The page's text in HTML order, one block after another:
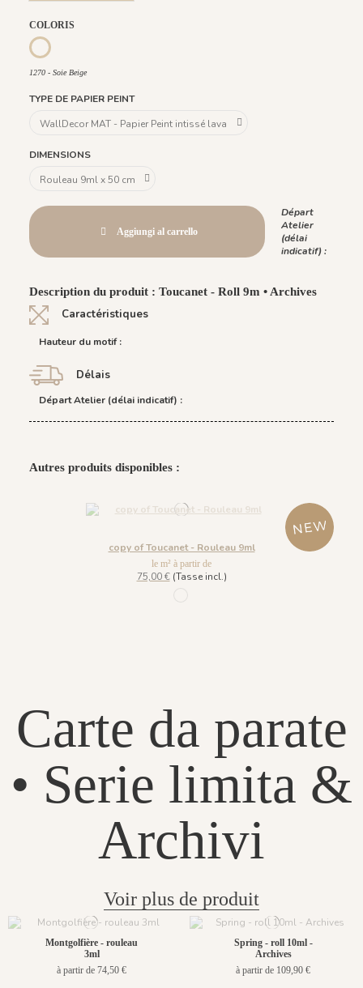
COLORIS
1270 - Soie Beige
1270 - Soie Beige
TYPE DE PAPIER PEINT
DIMENSIONS
Aggiungi al carrello
Départ
Atelier
(délai
indicatif) :
Description du produit : Toucanet - Roll 9m • Archives
Caractéristiques
Hauteur du motif :
Délais
Départ Atelier (délai indicatif) :
Autres produits disponibles :
copy of Toucanet - Rouleau 9ml
le m² à partir de
75,00 €(Tasse incl.)
Carte da parate
• Serie limita &
Archivi
Voir plus de produit
Montgolfière - rouleau
3ml
à partir de 74,50 €
Spring - roll 10ml -
Archives
à partir de 109,90 €